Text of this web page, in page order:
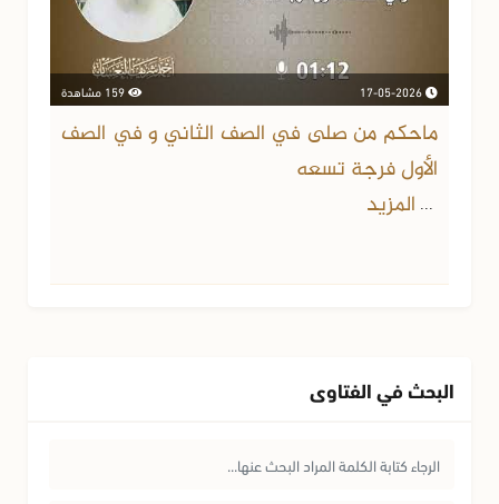
ماحكم من صلى في الصف الثاني و في الصف
الأول فرجة تسعه
... المزيد
البحث في الفتاوى